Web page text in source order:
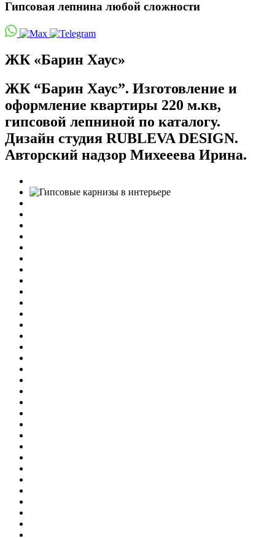
Гипсовая лепнина любой сложности
ЖК «Барин Хаус»
ЖК “Барин Хаус”. Изготовление и
оформление квартиры 220 м.кв,
гипсовой лепниной по каталогу.
Дизайн студия RUBLEVA DESIGN.
Авторский надзор Михееева Ирина.